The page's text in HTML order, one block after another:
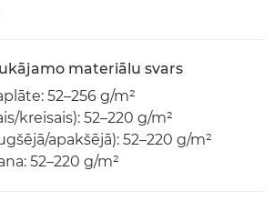
materiālu svars
52–256 g/m²
kreisais): 52–220 g/m²
apakšējā): 52–220 g/m²
52–220 g/m²